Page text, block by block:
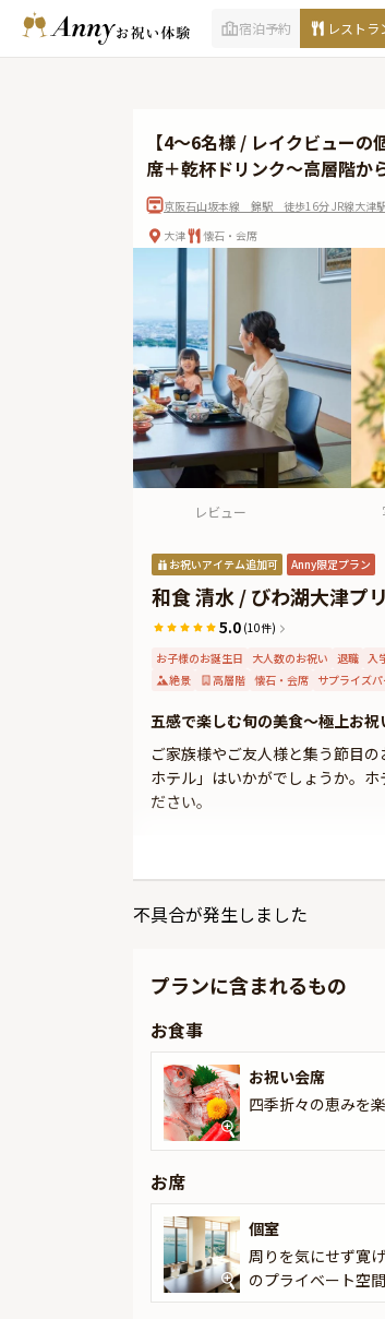
宿泊予約 レストラ
【4〜6名様 / レイクビュー
席＋乾杯ドリンク〜高層階
京阪石山坂本線 錦駅 徒歩16分 JR線大津
大津
懐石・会席
レビュー
お祝いアイテム追加可 Anny限定プラン
和食 清水 / びわ湖大津プ
5.0 (10件)
お子様のお誕生日 大人数のお祝い 退職 入
絶景
高層階 懐石・会席 サプライズ
五感で楽しむ旬の美食〜極上お
ご家族様やご友人様と集う節目
ホテル」はいかがでしょうか。
ださい。
びわ湖大津プリンスホテル最上
本プランでは有料オプションで
意可能です。メッセージカード
出にお役立てください。
不具合が発生しました
プランに含まれるもの
お食事
お祝い会席
四季折々の恵みを
お席
個室
周りを気にせず寛
のプライベート空間